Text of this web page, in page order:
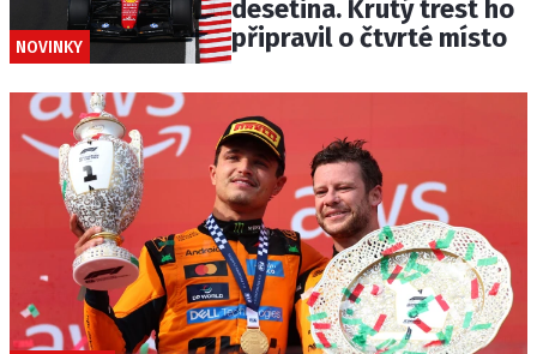
NOVINKY
desetina. Krutý trest ho
připravil o čtvrté místo